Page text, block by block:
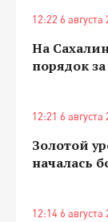
12:22 6 августа
На
порядок
12:21 6 августа
Золотой
началась
12:14 6 августа